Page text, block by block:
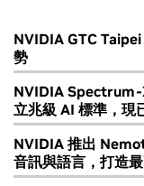
NVIDIA GTC
勢
NVIDIA Spectrum-
立兆級 AI 標準，現
NVIDIA 推出
音訊與語言，打造